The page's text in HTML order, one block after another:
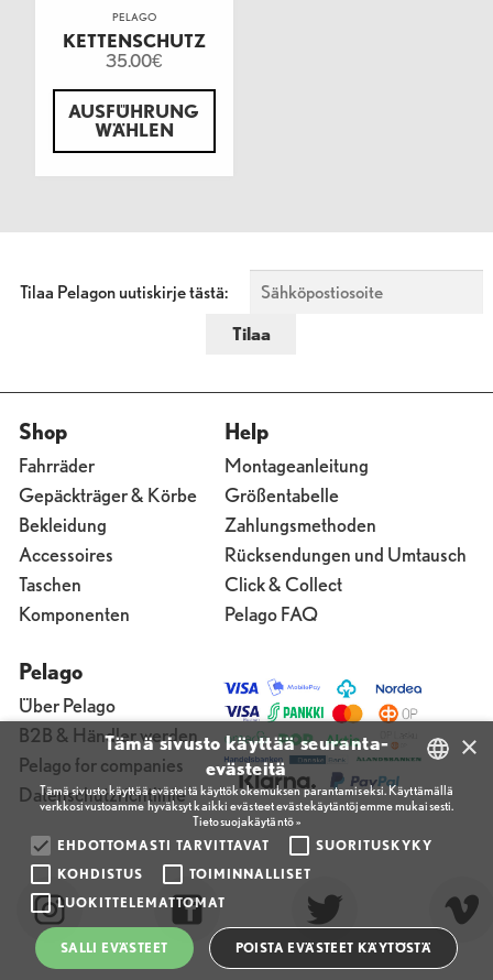
PELAGO
KETTENSCHUTZ
35.00€
AUSFÜHRUNG
WÄHLEN
Tilaa Pelagon uutiskirje tästä:
Shop
Fahrräder
Gepäckträger & Körbe
Bekleidung
Accessoires
Taschen
Komponenten
Help
Montageanleitung
Größentabelle
Zahlungsmethoden
Rücksendungen und Umtausch
Click & Collect
Pelago FAQ
Pelago
Über Pelago
B2B & Händler werden
Pelago for companies
Datenschutzrichtlinie
FINNISH
ENGLISH
×
Tämä sivusto käyttää seuranta-
evästeitä
Tämä sivusto käyttää evästeitä käyttökokemuksen parantamiseksi. Käyttämällä
verkkosivustoamme hyväksyt kaikki evästeet evästekäytäntöjemme mukaisesti.
Tietosuojakäytäntö »
EHDOTTOMASTI TARVITTAVAT
SUORITUSKYKY
KOHDISTUS
TOIMINNALLISET
LUOKITTELEMATTOMAT
SALLI EVÄSTEET POISTA EVÄSTEET KÄYTÖSTÄ